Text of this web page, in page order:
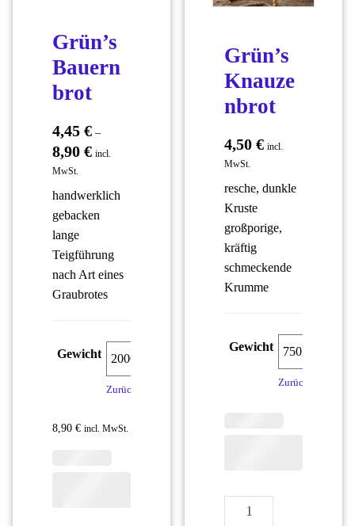
Grün’s
Bauern
brot
4,45€ –
8,90€ incl.
MwSt.
handwerklich
gebacken
lange
Teigführung
nach Art eines
Graubrotes
Gewicht
Zurücksetzen
8,90€ incl. MwSt.
Grün’s
Knauze
nbrot
4,50€ incl.
MwSt.
resche, dunkle
Kruste
großporige,
kräftig
schmeckende
Krumme
Gewicht
Zurücksetzen
Grün's Knauzenbrot